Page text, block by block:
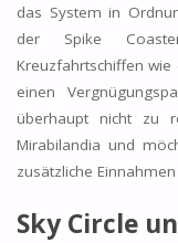
das System in
der Spike
Kreuzfahrtschiffen
einen
überhaupt nicht zu
Mirabilandia und
zusätzliche
Sky Circle